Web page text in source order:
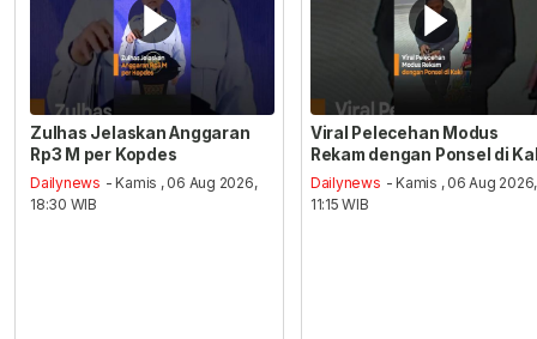
Zulhas Jelaskan Anggaran
Rp3 M per Kopdes
Dailynews - Kamis , 06 Aug 2026,
18:30 WIB
Viral Pelecehan Modus
Rekam dengan Ponsel di
Dailynews - Kamis , 06 Aug 2026,
11:15 WIB